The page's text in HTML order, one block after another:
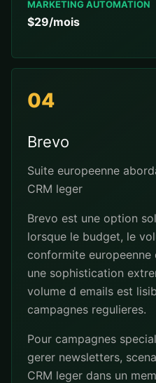
MARKETING AUTOMATION
$29/mois
04
Brevo
Suite europeenne
CRM leger
Brevo est une option
lorsque le budget, le
conformite
une sophistication
volume d emails est
campagnes regulieres.
Pour campagnes
gerer newsletters,
CRM leger dans un